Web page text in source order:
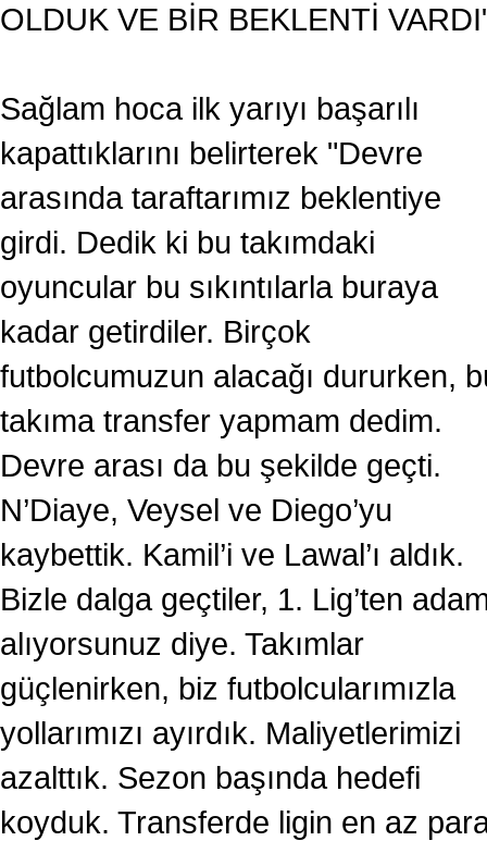
OLDUK VE BİR BEKLENTİ
Sağlam hoca ilk yarıyı başarılı
kapattıklarını belirterek "Devre
arasında taraftarımız beklentiye
girdi. Dedik ki bu takımdaki
oyuncular bu sıkıntılarla buraya
kadar getirdiler. Birçok
futbolcumuzun alacağı dururken,
takıma transfer yapmam dedim.
Devre arası da bu şekilde geçti.
N’Diaye, Veysel ve Diego’yu
kaybettik. Kamil’i ve Lawal’ı aldık.
Bizle dalga geçtiler, 1. Lig’ten
alıyorsunuz diye. Takımlar
güçlenirken, biz futbolcularımızla
yollarımızı ayırdık. Maliyetlerimizi
azalttık. Sezon başında hedefi
koyduk. Transferde ligin en az